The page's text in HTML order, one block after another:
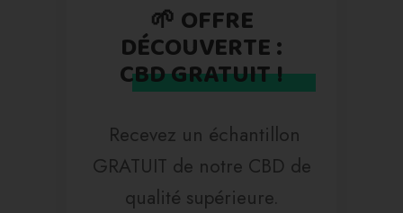
🌱 OFFRE
DÉCOUVERTE :
CBD GRATUIT !
Recevez un échantillon
GRATUIT de notre CBD de
qualité supérieure.